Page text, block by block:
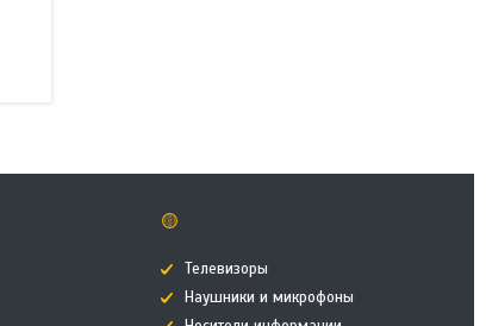
🟡
Телевизоры
Наушники и микрофоны